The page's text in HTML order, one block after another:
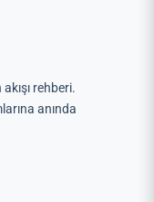
rehberi.
anında